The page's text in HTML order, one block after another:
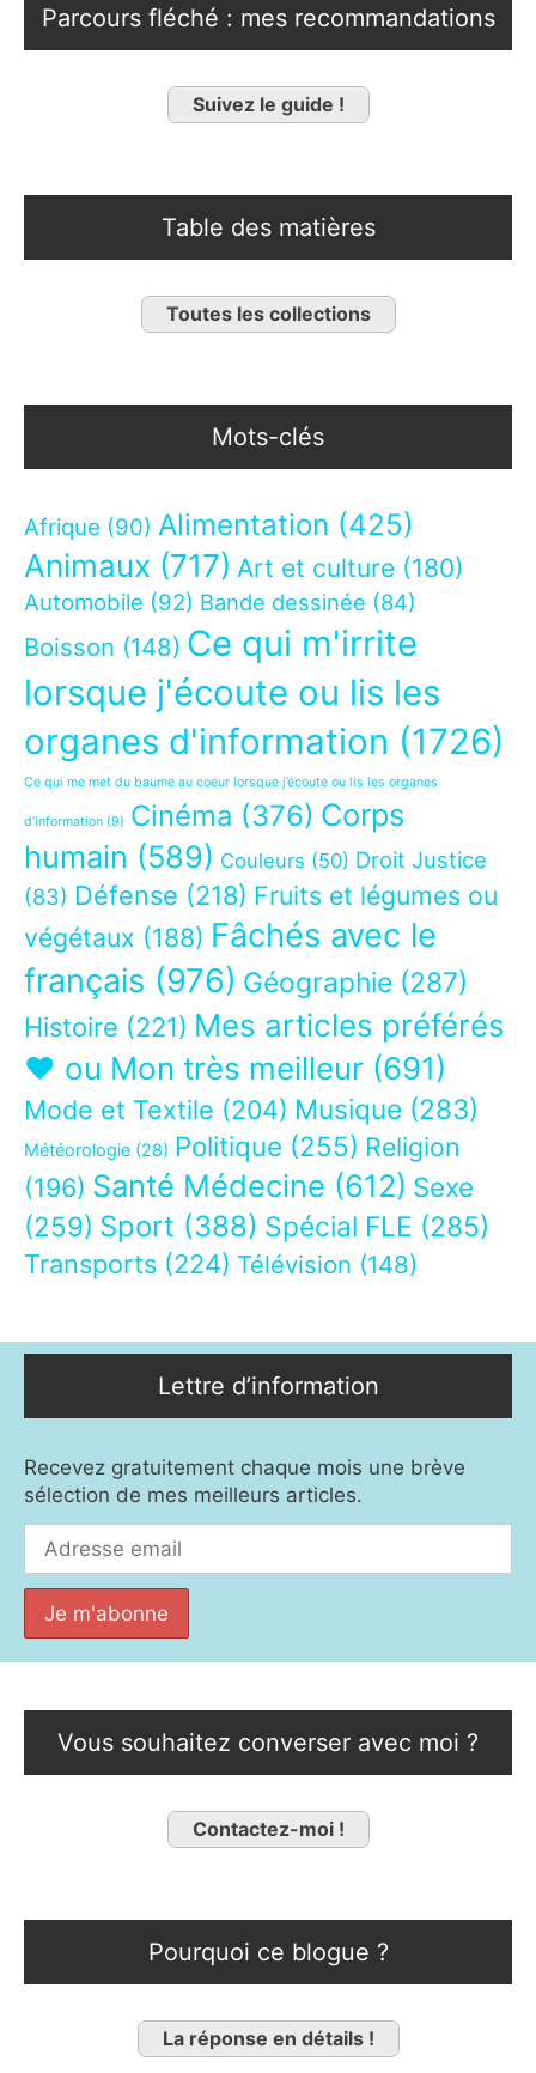
Parcours fléché : mes recommandations
Suivez le guide !
Table des matières
Toutes les collections
Mots-clés
Afrique (90) Alimentation (425)
Animaux (717) Art et culture (180)
Automobile (92) Bande dessinée (84)
Boisson (148) Ce qui m'irrite
lorsque j'écoute ou lis les
organes d'information (1726)
Ce qui me met du baume au coeur lorsque j’écoute ou lis les organes
d’information (9) Cinéma (376) Corps
humain (589) Couleurs (50) Droit Justice
(83) Défense (218) Fruits et légumes ou
végétaux (188) Fâchés avec le
français (976) Géographie (287)
Histoire (221) Mes articles préférés
❤ ou Mon très meilleur (691)
Mode et Textile (204) Musique (283)
Météorologie (28) Politique (255) Religion
(196) Santé Médecine (612) Sexe
(259) Sport (388) Spécial FLE (285)
Transports (224) Télévision (148)
Lettre d’information
Recevez gratuitement chaque mois une brève
sélection de mes meilleurs articles.
Vous souhaitez converser avec moi ?
Contactez-moi !
Pourquoi ce blogue ?
La réponse en détails !